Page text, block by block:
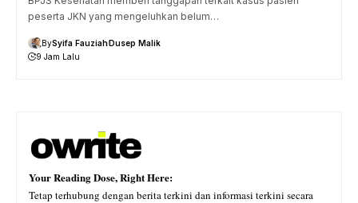
peserta JKN yang mengeluhkan belum…
BySyifa FauziahDusep Malik
9 Jam Lalu
Your Reading Dose, Right Here:
Tetap terhubung dengan berita terkini dan informasi terkini secara